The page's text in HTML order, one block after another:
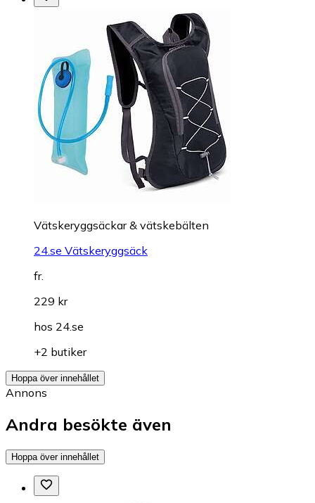
Vätskeryggsäckar & vätskebälten
24.se Vätskeryggsäck
fr.
229 kr
hos 24.se
+2 butiker
Hoppa över innehållet
Annons
Andra besökte även
Hoppa över innehållet